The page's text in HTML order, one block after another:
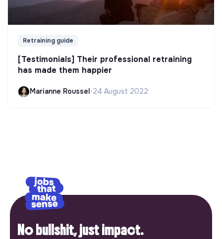
Retraining guide
[Testimonials] Their professional retraining
has made them happier
Marianne Roussel •24 August 2022
No bullshit, just impact.